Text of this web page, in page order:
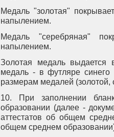
Медаль "золотая"
напылением.
Медаль "серебряная"
напылением.
Золотая медаль выдается
медаль - в футляре синего
размерам медалей (золотой,
10. При заполнении
образовании (далее -
аттестатов об общем
общем среднем